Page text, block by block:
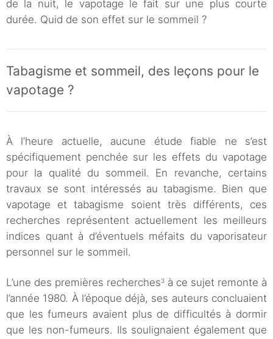
de la nuit, le vapotage le fait sur une plus courte
durée. Quid de son effet sur le sommeil ?
Tabagisme et sommeil, des leçons pour le
vapotage ?
À l’heure actuelle, aucune étude fiable ne s’est
spécifiquement penchée sur les effets du vapotage
pour la qualité du sommeil. En revanche, certains
travaux se sont intéressés au tabagisme. Bien que
vapotage et tabagisme soient très différents, ces
recherches représentent actuellement les meilleurs
indices quant à d’éventuels méfaits du vaporisateur
personnel sur le sommeil.
L’une des premières recherches3 à ce sujet remonte à
l’année 1980. À l’époque déjà, ses auteurs concluaient
que les fumeurs avaient plus de difficultés à dormir
que les non-fumeurs. Ils soulignaient également que